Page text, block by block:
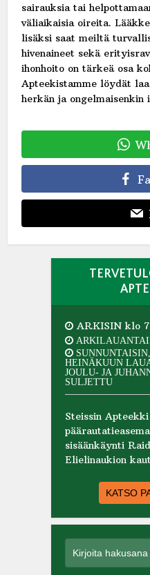
sairauksia tai
väliaikaisia oireita.
lisäksi saat meiltä
hivenaineet sekä
ihonhoito on tärkeä osa
Apteekistamme löydät
herkän ja ongelmaisenkin
ARKISIN klo
HEINÄKUUN
JOULU- JA
SULJETTU
Steissin
sisäänkäynti
Elielinaukion
KATSO